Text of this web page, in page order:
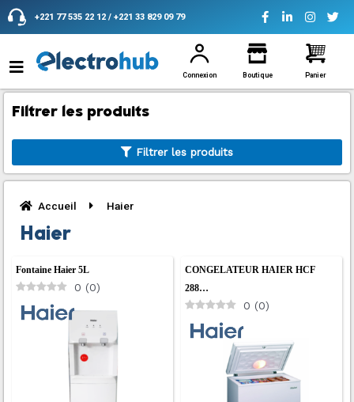
Aller
au
+221 77 535 22 12 / +221 33 829 09 79
Connexion Boutique Panier
Filtrer les produits
Filtrer les produits
Accueil Haier
Haier
Fontaine Haier 5L
0 (0)
CONGELATEUR HAIER HCF
288…
0 (0)